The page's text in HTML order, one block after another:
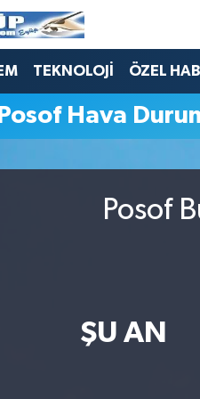
TEKNOLOJİ ÖZEL
Posof Hava
Posof
ŞU AN